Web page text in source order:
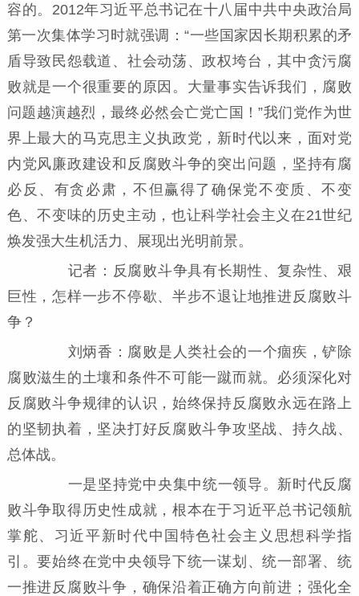
容的。2012年习近平总书记在十八届中共中央政治局
第一次集体学习时就强调：“一些国家因长期积累的矛
盾导致民怨载道、社会动荡、政权垮台，其中贪污腐
败就是一个很重要的原因。大量事实告诉我们，腐败
问题越演越烈，最终必然会亡党亡国！”我们党作为世
界上最大的马克思主义执政党，新时代以来，面对党
内党风廉政建设和反腐败斗争的突出问题，坚持有腐
必反、有贪必肃，不但赢得了确保党不变质、不变
色、不变味的历史主动，也让科学社会主义在21世纪
焕发强大生机活力、展现出光明前景。
记者：反腐败斗争具有长期性、复杂性、艰
巨性，怎样一步不停歇、半步不退让地推进反腐败斗
争？
刘炳香：腐败是人类社会的一个痼疾，铲除
腐败滋生的土壤和条件不可能一蹴而就。必须深化对
反腐败斗争规律的认识，始终保持反腐败永远在路上
的坚韧执着，坚决打好反腐败斗争攻坚战、持久战、
总体战。
一是坚持党中央集中统一领导。新时代反腐
败斗争取得历史性成就，根本在于习近平总书记领航
掌舵、习近平新时代中国特色社会主义思想科学指
引。要始终在党中央领导下统一谋划、统一部署、统
一推进反腐败斗争，确保沿着正确方向前进；强化全